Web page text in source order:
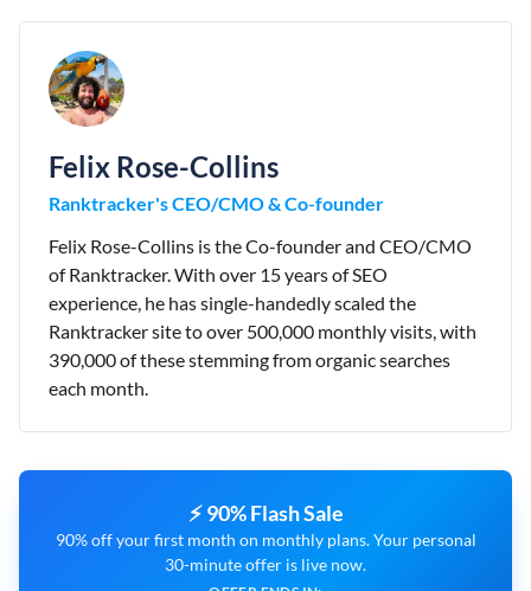
Felix Rose-Collins
Ranktracker's CEO/CMO & Co-founder
Felix Rose-Collins is the Co-founder and CEO/CMO
of Ranktracker. With over 15 years of SEO
experience, he has single-handedly scaled the
Ranktracker site to over 500,000 monthly visits, with
390,000 of these stemming from organic searches
each month.
⚡ 90% Flash Sale
90% off your first month on monthly plans. Your personal
30-minute offer is live now.